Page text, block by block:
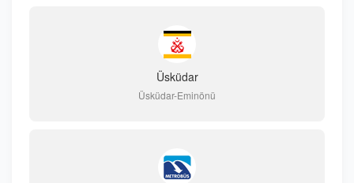
Üsküdar
Üsküdar-Eminönü